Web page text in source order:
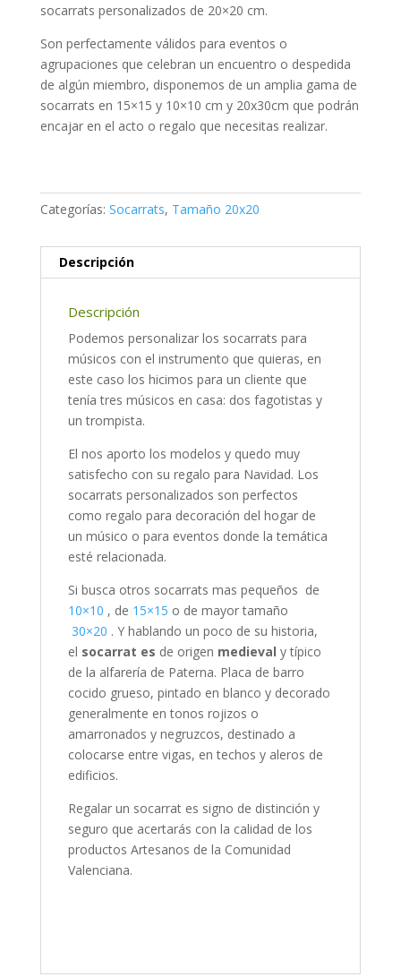
socarrats personalizados de 20×20 cm.
Son perfectamente válidos para eventos o
agrupaciones que celebran un encuentro o despedida
de algún miembro, disponemos de un amplia gama de
socarrats en 15×15 y 10×10 cm y 20x30cm que podrán
encajar en el acto o regalo que necesitas realizar.
Categorías: Socarrats, Tamaño 20x20
Descripción
Descripción
Podemos personalizar los socarrats para
músicos con el instrumento que quieras, en
este caso los hicimos para un cliente que
tenía tres músicos en casa: dos fagotistas y
un trompista.
El nos aporto los modelos y quedo muy
satisfecho con su regalo para Navidad. Los
socarrats personalizados son perfectos
como regalo para decoración del hogar de
un músico o para eventos donde la temática
esté relacionada.
Si busca otros socarrats mas pequeños de
10×10 , de 15×15 o de mayor tamaño
30×20 . Y hablando un poco de su historia,
el socarrat es de origen medieval y típico
de la alfarería de Paterna. Placa de barro
cocido grueso, pintado en blanco y decorado
generalmente en tonos rojizos o
amarronados y negruzcos, destinado a
colocarse entre vigas, en techos y aleros de
edificios.
Regalar un socarrat es signo de distinción y
seguro que acertarás con la calidad de los
productos Artesanos de la Comunidad
Valenciana.